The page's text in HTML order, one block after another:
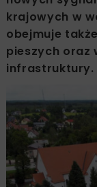
krajowych w
obejmuje
pieszych oraz
infrastruktury.